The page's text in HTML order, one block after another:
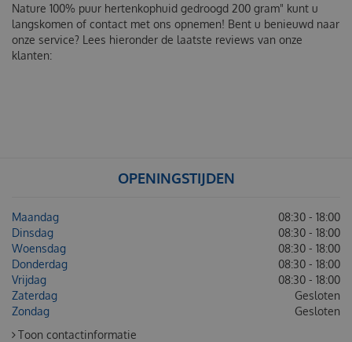
Nature 100% puur hertenkophuid gedroogd 200 gram" kunt u
langskomen of contact met ons opnemen! Bent u benieuwd naar
onze service? Lees hieronder de laatste reviews van onze
klanten:
OPENINGSTIJDEN
Maandag
08:30 - 18:00
Dinsdag
08:30 - 18:00
Woensdag
08:30 - 18:00
Donderdag
08:30 - 18:00
Vrijdag
08:30 - 18:00
Zaterdag
Gesloten
Zondag
Gesloten
Toon contactinformatie